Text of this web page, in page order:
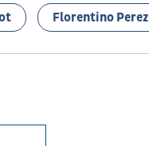
Florentino Perez